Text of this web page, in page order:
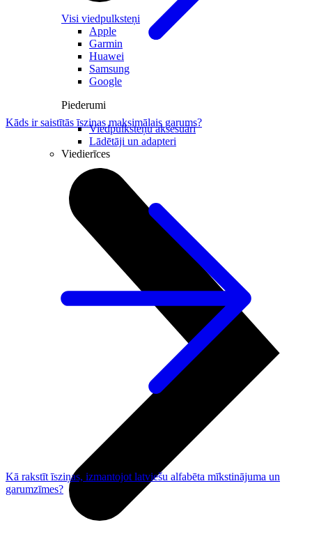
Visi viedpulksteņi
Apple
Garmin
Huawei
Samsung
Google
Piederumi
Viedpulksteņu aksesuāri
Lādētāji un adapteri
Viedierīces
Kāds ir saistītās īsziņas maksimālais garums?
Kā rakstīt īsziņas, izmantojot latviešu alfabēta mīkstinājuma un
garumzīmes?